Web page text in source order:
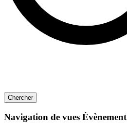
Chercher
Navigation de vues Évènement